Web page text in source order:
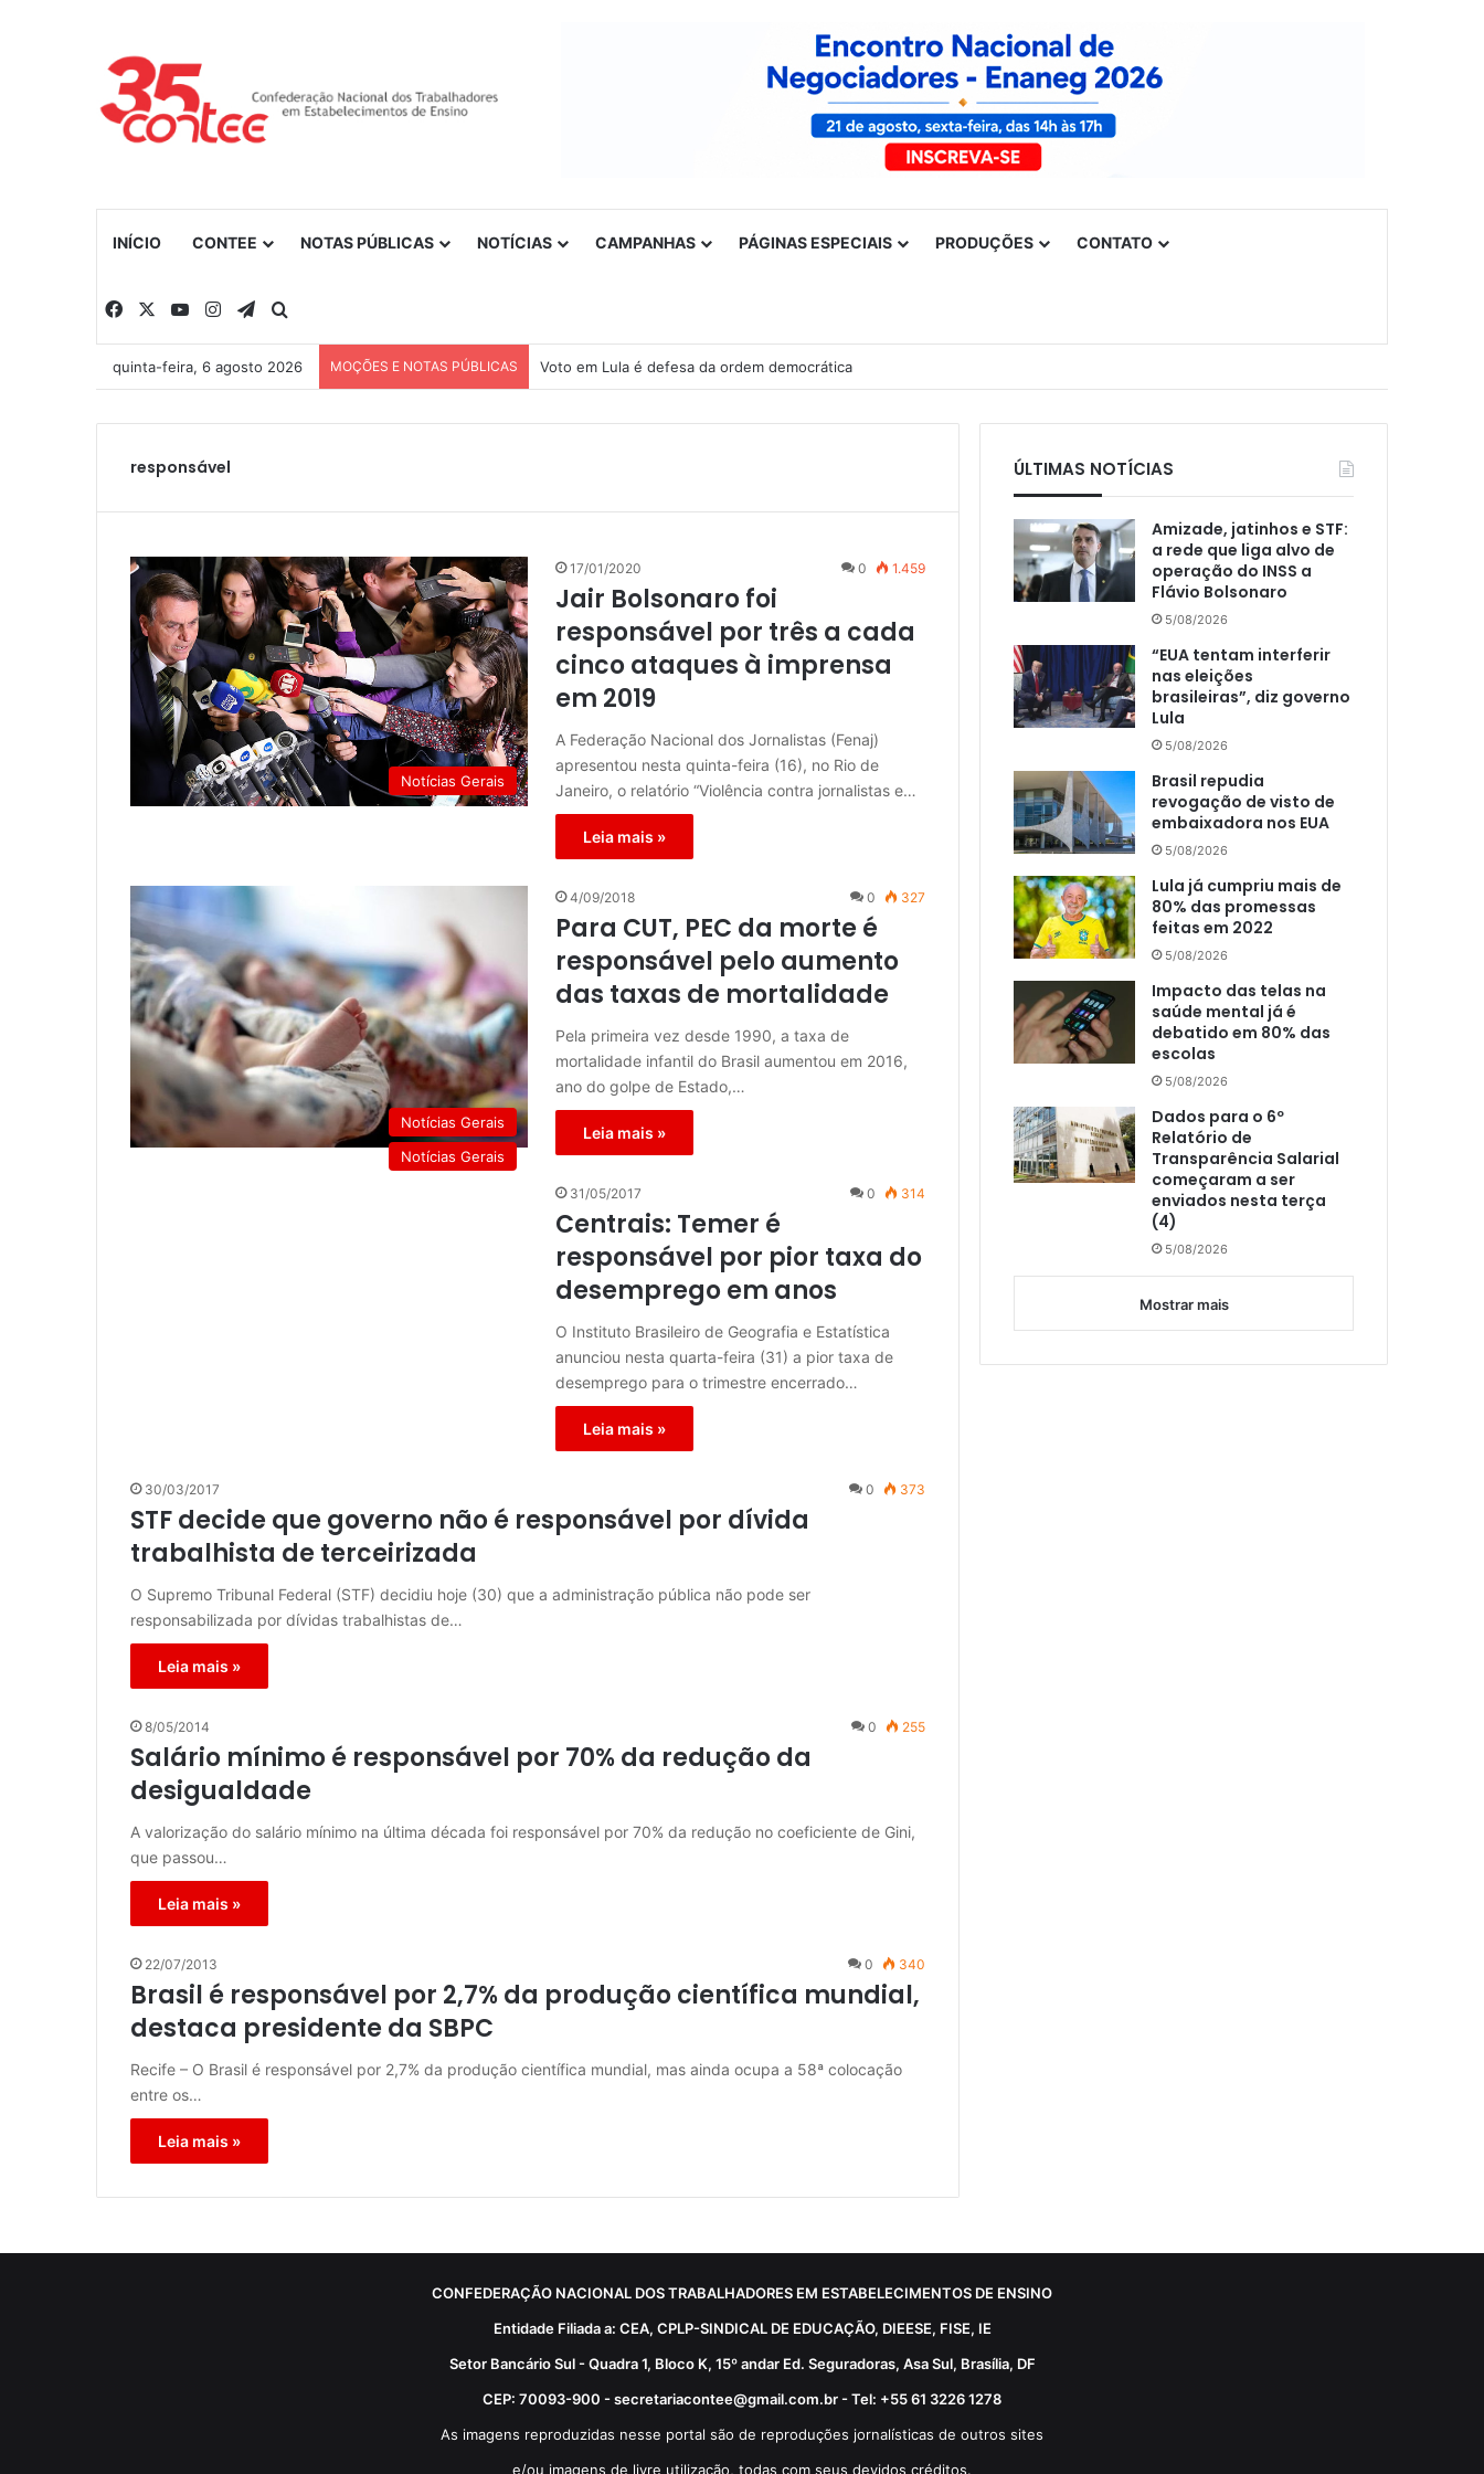
INÍCIO CONTEE NOTAS PÚBLICAS NOTÍCIAS CAMPANHAS PÁGINAS ESPECIAIS PRODUÇÕES CONTATO
Facebook YouTubeInstagramTelegram
quinta-feira, 6 agosto 2026 MOÇÕES E NOTAS PÚBLICAS Voto em Lula é defesa da ordem democrática
responsável
Notícias Gerais
17/01/2020 0 1.459
Jair Bolsonaro foi
responsável por três a cada
cinco ataques à imprensa
em 2019
A Federação Nacional dos Jornalistas (Fenaj)
apresentou nesta quinta-feira (16), no Rio de
Janeiro, o relatório “Violência contra jornalistas e…
Leia mais »
Notícias Gerais
4/09/2018 0 327
Para CUT, PEC da morte é
responsável pelo aumento
das taxas de mortalidade
Pela primeira vez desde 1990, a taxa de
mortalidade infantil do Brasil aumentou em 2016,
ano do golpe de Estado,…
Leia mais »
Notícias Gerais
31/05/2017 0 314
Centrais: Temer é
responsável por pior taxa do
desemprego em anos
O Instituto Brasileiro de Geografia e Estatística
anunciou nesta quarta-feira (31) a pior taxa de
desemprego para o trimestre encerrado…
Leia mais »
30/03/2017 0 373
STF decide que governo não é responsável por dívida
trabalhista de terceirizada
O Supremo Tribunal Federal (STF) decidiu hoje (30) que a administração pública não pode ser
responsabilizada por dívidas trabalhistas de…
Leia mais »
8/05/2014 0 255
Salário mínimo é responsável por 70% da redução da
desigualdade
A valorização do salário mínimo na última década foi responsável por 70% da redução no coeficiente de Gini,
que passou…
Leia mais »
22/07/2013 0 340
Brasil é responsável por 2,7% da produção científica mundial,
destaca presidente da SBPC
Recife – O Brasil é responsável por 2,7% da produção científica mundial, mas ainda ocupa a 58ª colocação
entre os…
Leia mais »
ÚLTIMAS NOTÍCIAS
Amizade, jatinhos e STF:
a rede que liga alvo de
operação do INSS a
Flávio Bolsonaro
5/08/2026
“EUA tentam interferir
nas eleições
brasileiras”, diz governo
Lula
5/08/2026
Brasil repudia
revogação de visto de
embaixadora nos EUA
5/08/2026
Lula já cumpriu mais de
80% das promessas
feitas em 2022
5/08/2026
Impacto das telas na
saúde mental já é
debatido em 80% das
escolas
5/08/2026
Dados para o 6º
Relatório de
Transparência Salarial
começaram a ser
enviados nesta terça
(4)
5/08/2026
Mostrar mais
CONFEDERAÇÃO NACIONAL DOS TRABALHADORES EM ESTABELECIMENTOS DE ENSINO
Entidade Filiada a: CEA, CPLP-SINDICAL DE EDUCAÇÃO, DIEESE, FISE, IE
Setor Bancário Sul - Quadra 1, Bloco K, 15º andar Ed. Seguradoras, Asa Sul, Brasília, DF
CEP: 70093-900 - secretariacontee@gmail.com.br - Tel: +55 61 3226 1278
As imagens reproduzidas nesse portal são de reproduções jornalísticas de outros sites
e/ou imagens de livre utilização, todas com seus devidos créditos.